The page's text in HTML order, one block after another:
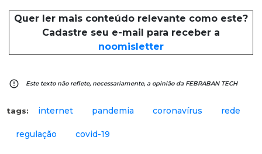
Quer ler mais conteúdo relevante como este?
Cadastre seu e-mail para receber a
noomisletter
error_outline Este texto não reflete, necessariamente, a opinião da FEBRABAN TECH
tags: internet pandemia coronavírus rede
regulação covid-19